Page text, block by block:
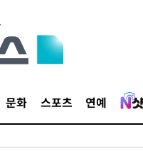
문화 스포츠 연예